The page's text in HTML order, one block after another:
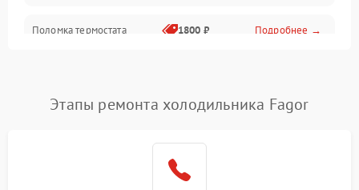
Поломка термостата 1800 ₽ Подробнее →
Поломка системы No Frost 2600 ₽ Подробнее →
Этапы ремонта холодильника Fagor